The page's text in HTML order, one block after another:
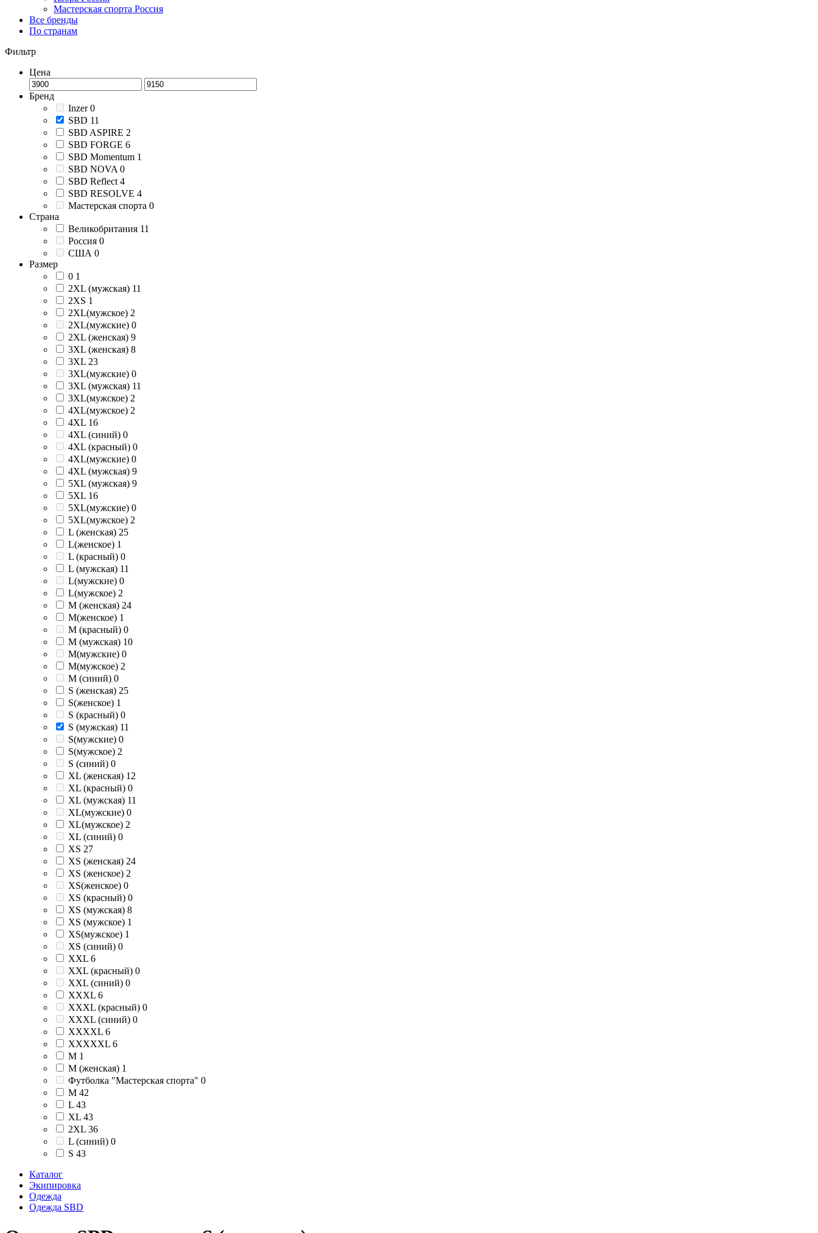
Мастерская спорта Россия
Все бренды
По странам
Фильтр
Цена
Бренд
Inzer 0
SBD 11
SBD ASPIRE 2
SBD FORGE 6
SBD Momentum 1
SBD NOVA 0
SBD Reflect 4
SBD RESOLVE 4
Мастерская спорта 0
Страна
Великобритания 11
Россия 0
США 0
Размер
0 1
2XL (мужская) 11
2XS 1
2XL(мужское) 2
2XL(мужские) 0
2XL (женская) 9
3XL (женская) 8
3XL 23
3XL(мужские) 0
3XL (мужская) 11
3XL(мужское) 2
4XL(мужское) 2
4XL 16
4XL (синий) 0
4XL (красный) 0
4XL(мужские) 0
4XL (мужская) 9
5XL (мужская) 9
5XL 16
5XL(мужские) 0
5XL(мужское) 2
L (женская) 25
L(женское) 1
L (красный) 0
L (мужская) 11
L(мужские) 0
L(мужское) 2
M (женская) 24
M(женское) 1
M (красный) 0
M (мужская) 10
M(мужские) 0
M(мужское) 2
M (синий) 0
S (женская) 25
S(женское) 1
S (красный) 0
S (мужская) 11
S(мужские) 0
S(мужское) 2
S (синий) 0
XL (женская) 12
XL (красный) 0
XL (мужская) 11
XL(мужские) 0
XL(мужское) 2
XL (синий) 0
XS 27
XS (женская) 24
XS (женское) 2
XS(женское) 0
XS (красный) 0
XS (мужская) 8
XS (мужское) 1
XS(мужское) 1
XS (синий) 0
XXL 6
XXL (красный) 0
XXL (синий) 0
XXXL 6
XXXL (красный) 0
XXXL (синий) 0
XXXXL 6
XXXXXL 6
М 1
М (женская) 1
Футболка "Мастерская спорта" 0
M 42
L 43
XL 43
2XL 36
L (синий) 0
S 43
Каталог
Экипировка
Одежда
Одежда SBD